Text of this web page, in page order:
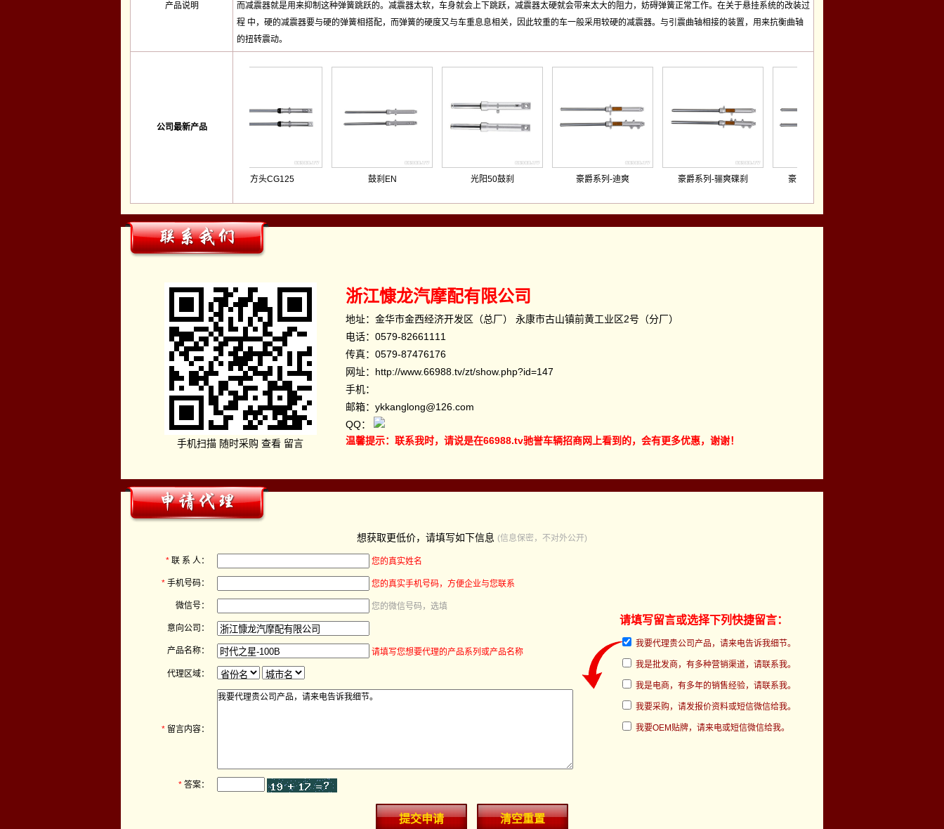
产品说明
而减震器就是用来抑制这种弹簧跳跃的。减震器太软，车身就会上下跳跃，减震器太硬就会带来太大的阻力，妨碍弹簧正常工作。在关于悬挂系统的改装过
程 中，硬的减震器要与硬的弹簧相搭配，而弹簧的硬度又与车重息息相关，因此较重的车一般采用较硬的减震器。与引震曲轴相接的装置，用来抗衡曲轴
的扭转震动。
公司最新产品
方头CG125 鼓刹EN 光阳50鼓刹 豪爵系列-迪爽 豪爵系列-骊爽碟刹 豪爵系列-骊爽鼓刹
手机扫描 随时采购 查看 留言
浙江慷龙汽摩配有限公司
地址：金华市金西经济开发区（总厂） 永康市古山镇前黄工业区2号（分厂）
电话： 0579-82661111
传真：0579-87476176
网址： http://www.66988.tv/zt/show.php?id=147
手机：
邮箱：ykkanglong@126.com
QQ：
温馨提示：联系我时，请说是在66988.tv驰誉车辆招商网上看到的，会有更多优惠，谢谢！
想获取更低价，请填写如下信息 (信息保密，不对外公开)
* 联 系 人： 您的真实姓名
请填写留言或选择下列快捷留言：
我要代理贵公司产品，请来电告诉我细节。
我是批发商，有多种营销渠道，请联系我。
我是电商，有多年的销售经验，请联系我。
我要采购，请发报价资料或短信微信给我。
我要OEM贴牌，请来电或短信微信给我。
* 手机号码： 您的真实手机号码，方便企业与您联系
微信号： 您的微信号码，选填
意向公司：
产品名称： 请填写您想要代理的产品系列或产品名称
代理区域：
* 留言内容：
* 答案：